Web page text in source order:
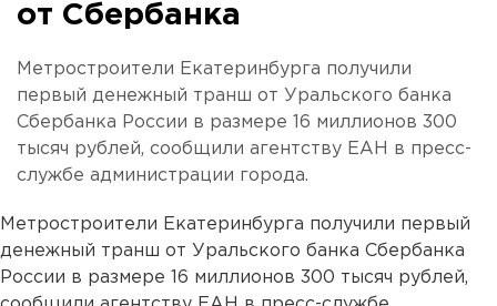
от Сбербанка
Метростроители Екатеринбурга получили
первый денежный транш от Уральского банка
Сбербанка России в размере 16 миллионов 300
тысяч рублей, сообщили агентству ЕАН в пресс-
службе администрации города.
Метростроители Екатеринбурга получили первый
денежный транш от Уральского банка Сбербанка
России в размере 16 миллионов 300 тысяч рублей,